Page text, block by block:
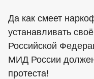
Да как смеет
устанавливать
Российской
МИД России
протеста!